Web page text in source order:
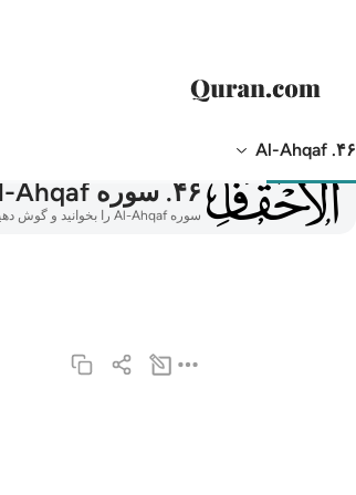
۴۶. Al-Ahqaf
046
۴۶. سوره Al-Ahqaf
سوره Al-Ahqaf را بخوانید و گوش دهید به همراه ترجمه، تفسیر، تلاوت صوتی، معنی کلمه به کلمه و آوانگاری.